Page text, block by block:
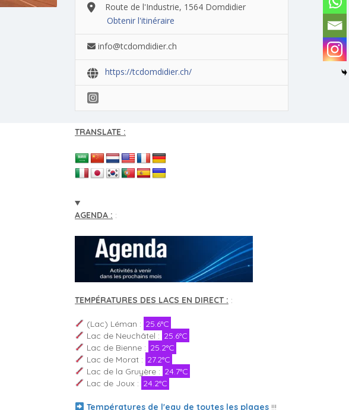
Route de l'Industrie, 1564 Domdidier
Obtenir l'itinéraire
info@tcdomdidier.ch
https://tcdomdidier.ch/
TRANSLATE :
AGENDA : :
TEMPÉRATURES DES LACS EN DIRECT : :
(Lac) Léman : 25.6°C
Lac de Neuchâtel : 25.6°C
Lac de Bienne : 25.2°C
Lac de Morat : 27.2°C
Lac de la Gruyère : 24.7°C
Lac de Joux : 24.2°C
Températures de l'eau de toutes les plages!!!